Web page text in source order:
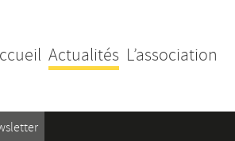
Actualités L’association